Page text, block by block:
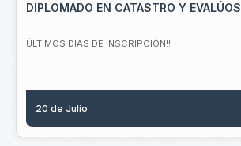
DIPLOMADO EN CATASTRO Y EVALÚOS
ÚLTIMOS DIAS DE INSCRIPCIÓN!!
20 de Julio